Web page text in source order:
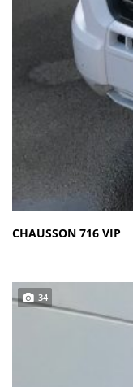
CHAUSSON 716 VIP
34